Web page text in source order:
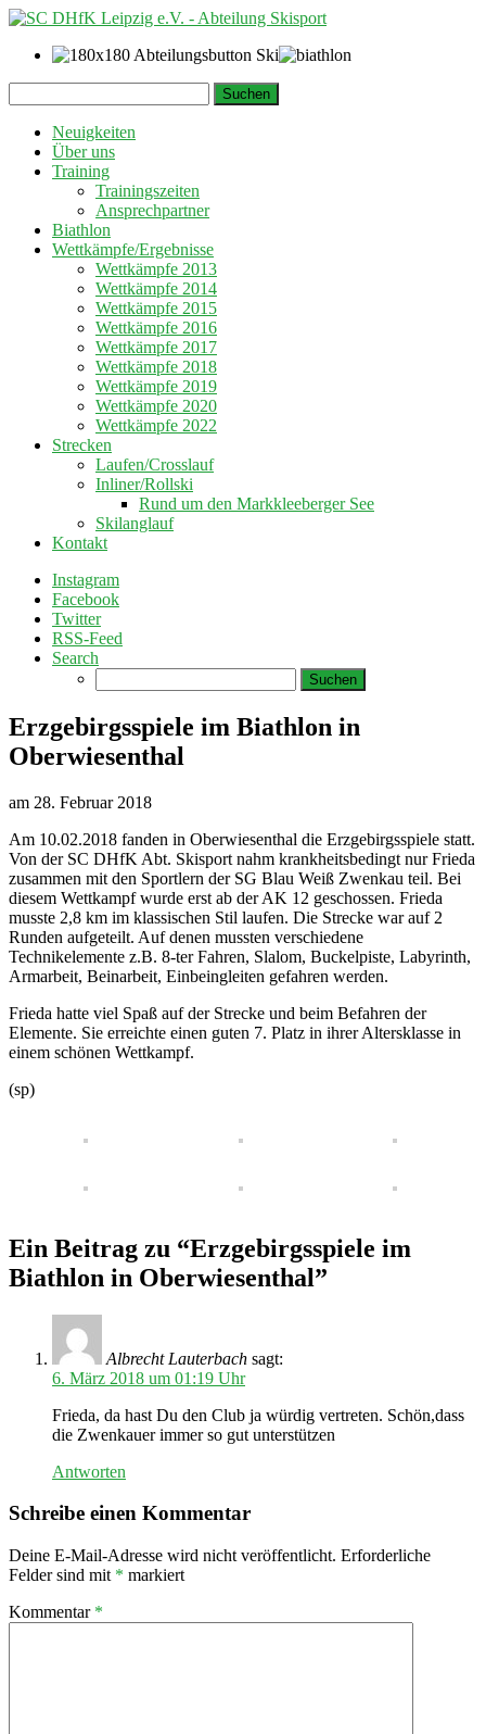
zum
Inhalt
nach:
Neuigkeiten
Über uns
Training
Trainingszeiten
Ansprechpartner
Biathlon
Wettkämpfe/Ergebnisse
Wettkämpfe 2013
Wettkämpfe 2014
Wettkämpfe 2015
Wettkämpfe 2016
Wettkämpfe 2017
Wettkämpfe 2018
Wettkämpfe 2019
Wettkämpfe 2020
Wettkämpfe 2022
Strecken
Laufen/Crosslauf
Inliner/Rollski
Rund um den Markkleeberger See
Skilanglauf
Kontakt
Instagram
Facebook
Twitter
RSS-Feed
Search
nach:
Erzgebirgsspiele im Biathlon in
Oberwiesenthal
am 28. Februar 2018
Am 10.02.2018 fanden in Oberwiesenthal die Erzgebirgsspiele statt.
Von der SC DHfK Abt. Skisport nahm krankheitsbedingt nur Frieda
zusammen mit den Sportlern der SG Blau Weiß Zwenkau teil. Bei
diesem Wettkampf wurde erst ab der AK 12 geschossen. Frieda
musste 2,8 km im klassischen Stil laufen. Die Strecke war auf 2
Runden aufgeteilt. Auf denen mussten verschiedene
Technikelemente z.B. 8-ter Fahren, Slalom, Buckelpiste, Labyrinth,
Armarbeit, Beinarbeit, Einbeingleiten gefahren werden.
Frieda hatte viel Spaß auf der Strecke und beim Befahren der
Elemente. Sie erreichte einen guten 7. Platz in ihrer Altersklasse in
einem schönen Wettkampf.
(sp)
Ein Beitrag zu “Erzgebirgsspiele im
Biathlon in Oberwiesenthal”
Albrecht Lauterbach sagt:
6. März 2018 um 01:19 Uhr
Frieda, da hast Du den Club ja würdig vertreten. Schön,dass
die Zwenkauer immer so gut unterstützen
Antworten
Schreibe einen Kommentar
Deine E-Mail-Adresse wird nicht veröffentlicht. Erforderliche
Felder sind mit * markiert
Kommentar *